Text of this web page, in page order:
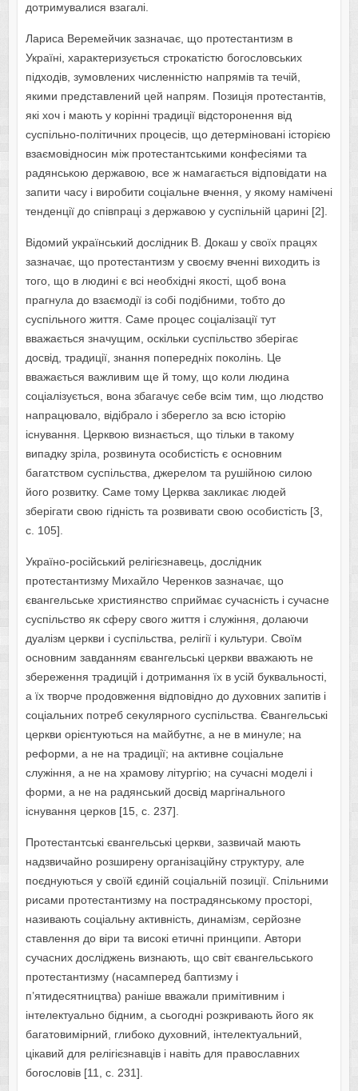
дотримувалися взагалі.
Лариса Веремейчик зазначає, що протестантизм в
Україні, характеризується строкатістю богословських
підходів, зумовлених численністю напрямів та течій,
якими представлений цей напрям. Позиція протестантів,
які хоч і мають у корінні традиції відсторонення від
суспільно-політичних процесів, що детерміновані історією
взаємовідносин між протестантськими конфесіями та
радянською державою, все ж намагається відповідати на
запити часу і виробити соціальне вчення, у якому намічені
тенденції до співпраці з державою у суспільній царині [2].
Відомий український дослідник В. Докаш у своїх працях
зазначає, що протестантизм у своєму вченні виходить із
того, що в людині є всі необхідні якості, щоб вона
прагнула до взаємодії із собі подібними, тобто до
суспільного життя. Саме процес соціалізації тут
вважається значущим, оскільки суспільство зберігає
досвід, традиції, знання попередніх поколінь. Це
вважається важливим ще й тому, що коли людина
соціалізується, вона збагачує себе всім тим, що людство
напрацювало, відібрало і зберегло за всю історію
існування. Церквою визнається, що тільки в такому
випадку зріла, розвинута особистість є основним
багатством суспільства, джерелом та рушійною силою
його розвитку. Саме тому Церква закликає людей
зберігати свою гідність та розвивати свою особистість [3,
с. 105].
Україно-російський релігієзнавець, дослідник
протестантизму Михайло Черенков зазначає, що
євангельське християнство сприймає сучасність і сучасне
суспільство як сферу свого життя і служіння, долаючи
дуалізм церкви і суспільства, релігії і культури. Своїм
основним завданням євангельські церкви вважають не
збереження традицій і дотримання їх в усій буквальності,
а їх творче продовження відповідно до духовних запитів і
соціальних потреб секулярного суспільства. Євангельські
церкви орієнтуються на майбутнє, а не в минуле; на
реформи, а не на традиції; на активне соціальне
служіння, а не на храмову літургію; на сучасні моделі і
форми, а не на радянський досвід маргінального
існування церков [15, с. 237].
Протестантські євангельські церкви, зазвичай мають
надзвичайно розширену організаційну структуру, але
поєднуються у своїй єдиній соціальній позиції. Спільними
рисами протестантизму на пострадянському просторі,
називають соціальну активність, динамізм, серйозне
ставлення до віри та високі етичні принципи. Автори
сучасних досліджень визнають, що світ євангельського
протестантизму (насамперед баптизму і
п’ятидесятництва) раніше вважали примітивним і
інтелектуально бідним, а сьогодні розкривають його як
багатовимірний, глибоко духовний, інтелектуальний,
цікавий для релігієзнавців і навіть для православних
богословів [11, с. 231].